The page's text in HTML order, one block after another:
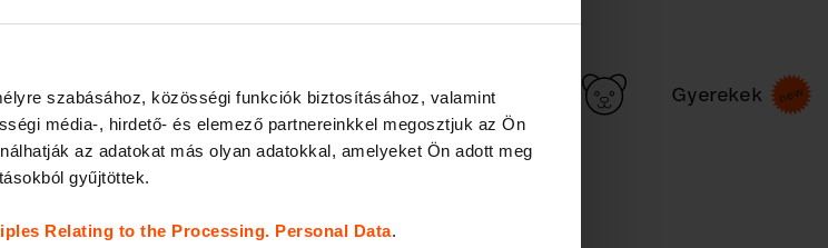
szabásához, közösségi funkciók biztosításához, valamint
média-, hirdető- és elemező partnereinkkel megosztjuk az Ön
az adatokat más olyan adatokkal, amelyeket Ön adott meg
gyűjtöttek.
Relating to the Processing. Personal Data.
Köztéri
hulladékgyűjtők
Köztéri
hamutartó
Gyerekek